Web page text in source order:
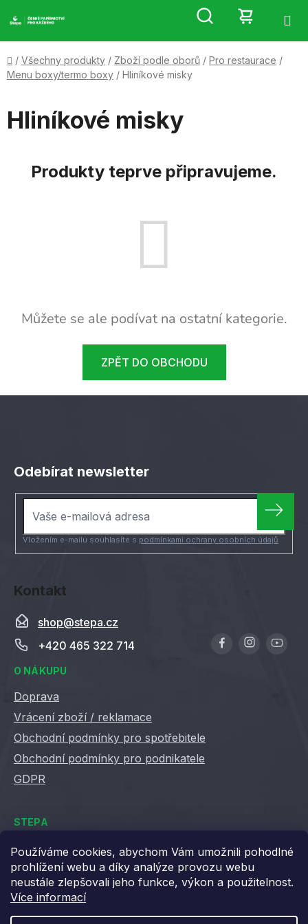
Používáme cookies, abychom Vám umožnili pohodlné
prohlížení webu a díky analýze provozu webu
neustále zlepšovali jeho funkce, výkon a použitelnost.
Více informací
na
Hledat
KOŠÍK
Domů
/ Všechny produkty / Zboží podle oborů / Pro restaurace /
Menu boxy/termo boxy / Hliníkové misky
Hliníkové misky
Produkty teprve připravujeme.
Můžete se ale podívat na ostatní kategorie.
ZPĚT DO OBCHODU
Kontakt
shop@stepa.cz
+420 465 322 714
O NÁKUPU
Doprava
Vrácení zboží / reklamace
Obchodní podmínky pro spotřebitele
Obchodní podmínky pro podnikatele
GDPR
STEPA
Kontakty
Kariéra ve Stepě
Věrnostní slevy
Odebírat newsletter
Vložením e-mailu souhlasíte s podmínkami ochrany osobních údajů